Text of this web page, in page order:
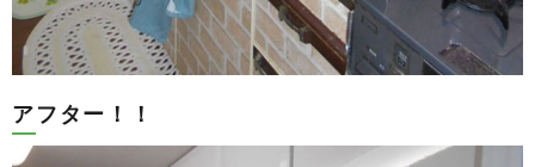
アフター！！